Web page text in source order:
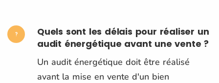
Quels sont les délais pour réaliser un
audit énergétique avant une vente ?
Un audit énergétique doit être réalisé
avant la mise en vente d'un bien